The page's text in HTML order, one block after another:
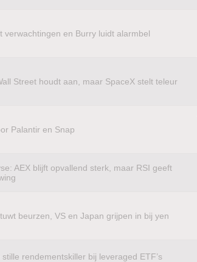
verwachtingen en Burry luidt alarmbel
Street houdt aan, maar SpaceX stelt teleur
Palantir en Snap
AEX blijft opvallend sterk, maar RSI geeft
beurzen, VS en Japan grijpen in bij yen
rendementskiller bij leveraged ETF’s